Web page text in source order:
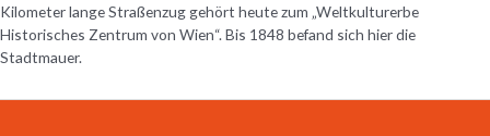
Kilometer lange Straßenzug gehört heute zum „Weltkulturerbe
Historisches Zentrum von Wien“. Bis 1848 befand sich hier die
Stadtmauer.